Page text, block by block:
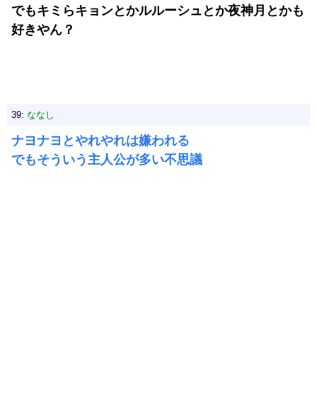
でもキミらキョンとかルルーシュとか夜神月とかも
好きやん？
39: ななし
ナヨナヨとやれやれは嫌われる
でもそういう主人公が多い不思議